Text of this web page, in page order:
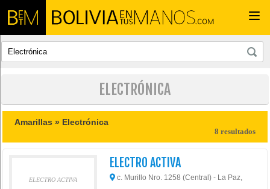
ELECTRÓNICA
Amarillas » Electrónica
8 resultados
ELECTRO ACTIVA
ELECTRO ACTIVA
c. Murillo Nro. 1258 (Central) - La Paz,